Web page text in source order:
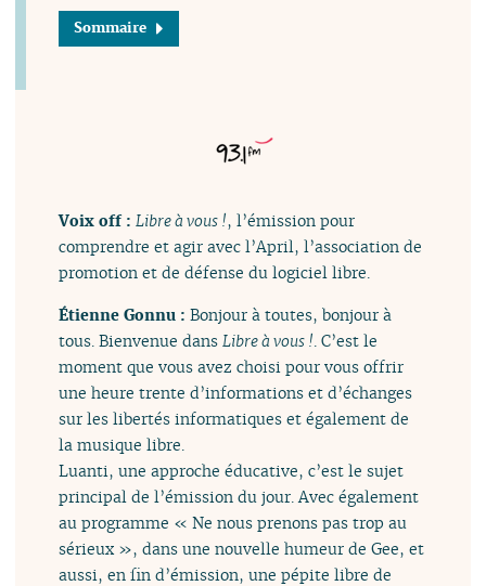
Sommaire
Voix off :Libre à vous !, l’émission pour
comprendre et agir avec l’April, l’association de
promotion et de défense du logiciel libre.
Étienne Gonnu :Bonjour à toutes, bonjour à
tous. Bienvenue dansLibre à vous !. C’est le
moment que vous avez choisi pour vous offrir
une heure trente d’informations et d’échanges
sur les libertés informatiques et également de
la musique libre.
Luanti, une approche éducative, c’est le sujet
principal de l’émission du jour. Avec également
au programme « Ne nous prenons pas trop au
sérieux », dans une nouvelle humeur de Gee, et
aussi, en fin d’émission, une pépite libre de